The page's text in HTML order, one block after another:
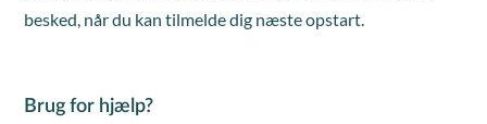
besked, når du kan tilmelde dig næste opstart.
Brug for hjælp?